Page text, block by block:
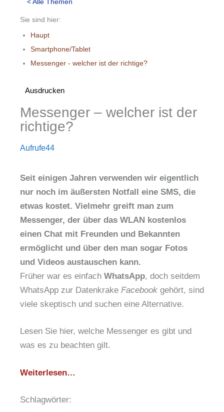
Sie sind hier:
Haupt
Smartphone/Tablet
Messenger - welcher ist der richtige?
Ausdrucken
Messenger – welcher ist der
richtige?
Aufrufe44
Seit einigen Jahren verwenden wir eigentlich
nur noch im äußersten Notfall eine SMS, die
etwas kostet. Vielmehr greift man zum
Messenger, der über das WLAN kostenlos
einen Chat mit Freunden und Bekannten
ermöglicht und über den man sogar Fotos
und Videos austauschen kann.
Früher war es einfach WhatsApp, doch seitdem
WhatsApp zur Datenkrake Facebook gehört, sind
viele skeptisch und suchen eine Alternative.
Lesen Sie hier, welche Messenger es gibt und
was es zu beachten gilt.
Weiterlesen…
Schlagwörter: